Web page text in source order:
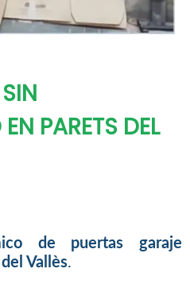
PARETS DEL
de puertas garaje
Vallès.